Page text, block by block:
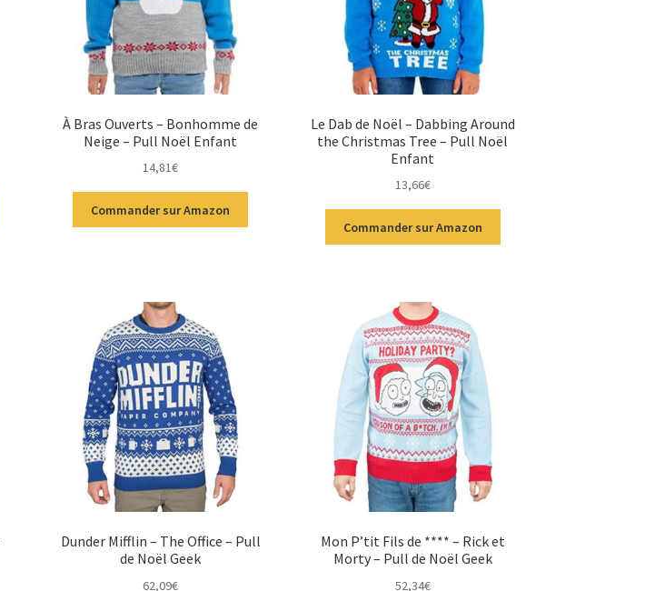
À Bras Ouverts – Bonhomme de
Neige – Pull Noël Enfant
14,81€
Commander sur Amazon
Le Dab de Noël – Dabbing Around
the Christmas Tree – Pull Noël
Enfant
13,66€
Commander sur Amazon
Dunder Mifflin – The Office – Pull
de Noël Geek
62,09€
Mon P’tit Fils de **** – Rick et
Morty – Pull de Noël Geek
52,34€